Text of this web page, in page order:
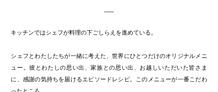
キッチンではシェフが料理の下ごしらえを進めている。
シェフとわたしたちが一緒に考えた、世界にひとつだけのオリジナルメニ
ュー。彼とわたしの思い出、家族との思い出、お越しいただいた皆さま
に、感謝の気持ちを届けるエピソードレシピ。このメニューが一番こだわ